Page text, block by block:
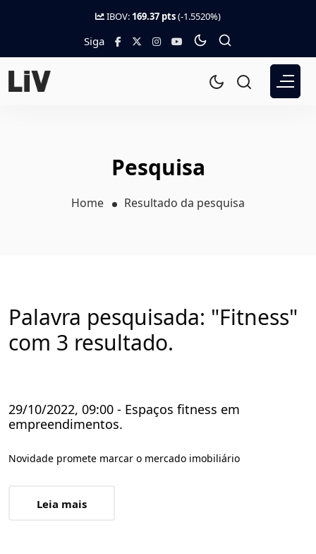
IBOV: 169.37 pts(-1.5520%)
Siga
Pesquisa
Home Resultado da pesquisa
Palavra pesquisada: "Fitness"
com 3 resultado.
29/10/2022, 09:00 - Espaços fitness em
empreendimentos.
Novidade promete marcar o mercado imobiliário
Leia mais